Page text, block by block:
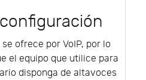
ofrece por VoIP, por lo
el equipo que utilice para
disponga de altavoces